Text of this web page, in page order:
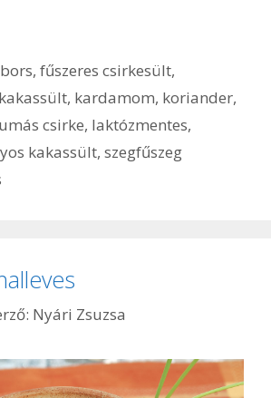
,fűszeres csirkesült,
kakassült, kardamom, koriander,
csirke, laktózmentes,
kakassült, szegfűszeg
Nyári Zsuzsa